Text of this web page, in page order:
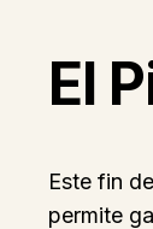
El
Este fin
permite